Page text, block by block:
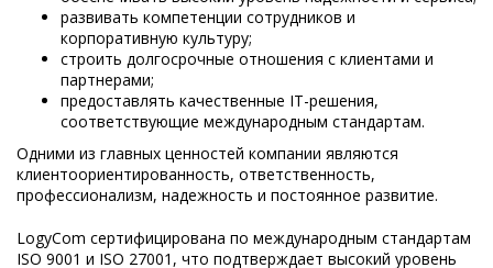
развивать компетенции сотрудников и
корпоративную культуру;
строить долгосрочные отношения с клиентами и
партнерами;
предоставлять качественные IT-решения,
соответствующие международным стандартам.
Одними из главных ценностей компании являются
клиентоориентированность, ответственность,
профессионализм, надежность и постоянное развитие.
LogyCom сертифицирована по международным стандартам
ISO 9001 и ISO 27001, что подтверждает высокий уровень